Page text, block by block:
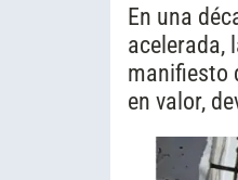
En una
acelerada,
manifiesto
en valor,